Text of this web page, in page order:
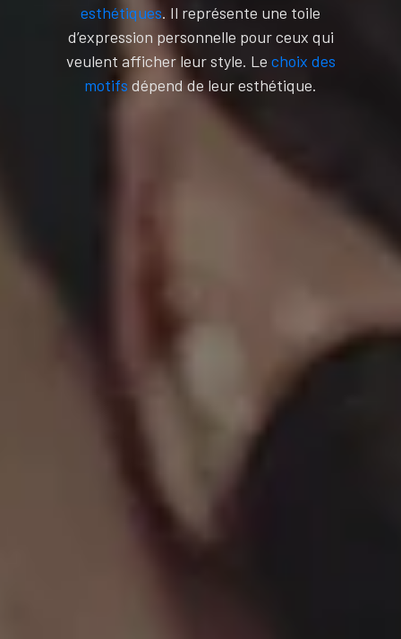
esthétiques. Il représente une toile
d’expression personnelle pour ceux qui
veulent afficher leur style. Le choix des
motifs dépend de leur esthétique.